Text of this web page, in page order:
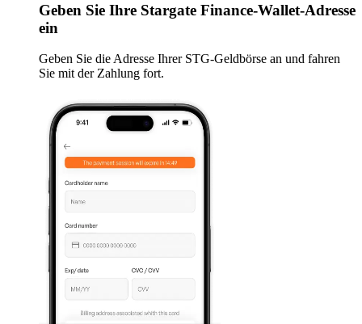
Geben Sie Ihre Stargate Finance-Wallet-Adresse
ein
Geben Sie die Adresse Ihrer STG-Geldbörse an und fahren
Sie mit der Zahlung fort.